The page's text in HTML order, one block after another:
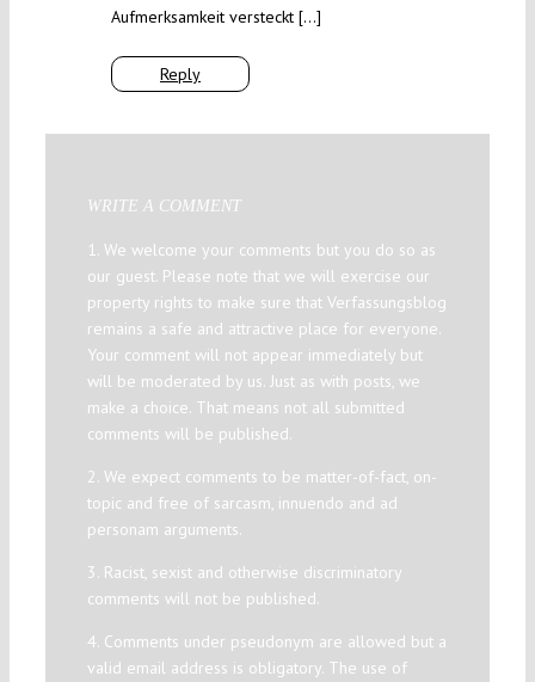
Reply
Aufmerksamkeit versteckt […]
WRITE A COMMENT
1. We welcome your comments but you do so as
our guest. Please note that we will exercise our
property rights to make sure that Verfassungsblog
remains a safe and attractive place for everyone.
Your comment will not appear immediately but
will be moderated by us. Just as with posts, we
make a choice. That means not all submitted
comments will be published.
2. We expect comments to be matter-of-fact, on-
topic and free of sarcasm, innuendo and ad
personam arguments.
3. Racist, sexist and otherwise discriminatory
comments will not be published.
4. Comments under pseudonym are allowed but a
valid email address is obligatory. The use of